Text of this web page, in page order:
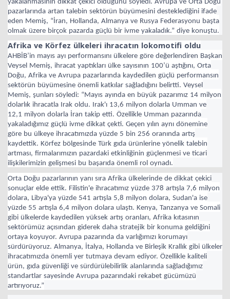
yakalanmasının dikkat çekici olduğunu söyledi. Avrupa ve Orta Doğu
pazarlarında artan talebin sektörün büyümesini desteklediğini ifade
eden Memiş, “İran, Hollanda, Almanya ve Rusya Federasyonu başta
olmak üzere birçok pazarda güçlü bir ivme yakaladık.” diye konuştu.
Afrika ve Körfez ülkeleri ihracatın lokomotifi oldu
AHBİB’in mayıs ayı performansını ülkelere göre değerlendiren Başkan
Veysel Memiş, ihracat yaptıkları ülke sayısının 100’ü aştığını, Orta
Doğu, Afrika ve Avrupa pazarlarında kaydedilen güçlü performansın
sektörün büyümesine önemli katkılar sağladığını belirtti. Veysel
Memiş, şunları söyledi: “Mayıs ayında en büyük pazarımız 14 milyon
dolarlık ihracatla Irak oldu. Irak'ı 13,6 milyon dolarla Umman ve
12,1 milyon dolarla İran takip etti. Özellikle Umman pazarında
yakaladığımız güçlü ivme dikkat çekti. Geçen yılın aynı dönemine
göre bu ülkeye ihracatımızda yüzde 5 bin 256 oranında artış
kaydettik. Körfez bölgesinde Türk gıda ürünlerine yönelik talebin
artması, firmalarımızın pazardaki etkinliğinin güçlenmesi ve ticari
ilişkilerimizin gelişmesi bu başarıda önemli rol oynadı.
Orta Doğu pazarlarının yanı sıra Afrika ülkelerinde de dikkat çekici
sonuçlar elde ettik. Filistin'e ihracatımız yüzde 378 artışla 7,6 milyon
dolara, Libya'ya yüzde 541 artışla 5,8 milyon dolara, Sudan'a ise
yüzde 55 artışla 6,4 milyon dolara ulaştı. Kenya, Tanzanya ve Somali
gibi ülkelerde kaydedilen yüksek artış oranları, Afrika kıtasının
sektörümüz açısından giderek daha stratejik bir konuma geldiğini
ortaya koyuyor. Avrupa pazarında da varlığımızı korumayı
sürdürüyoruz. Almanya, İtalya, Hollanda ve Birleşik Krallık gibi ülkeler
ihracatımızda önemli yer tutmaya devam ediyor. Özellikle kaliteli
ürün, gıda güvenliği ve sürdürülebilirlik alanlarında sağladığımız
standartlar sayesinde Avrupa pazarındaki rekabet gücümüzü
artırıyoruz.”